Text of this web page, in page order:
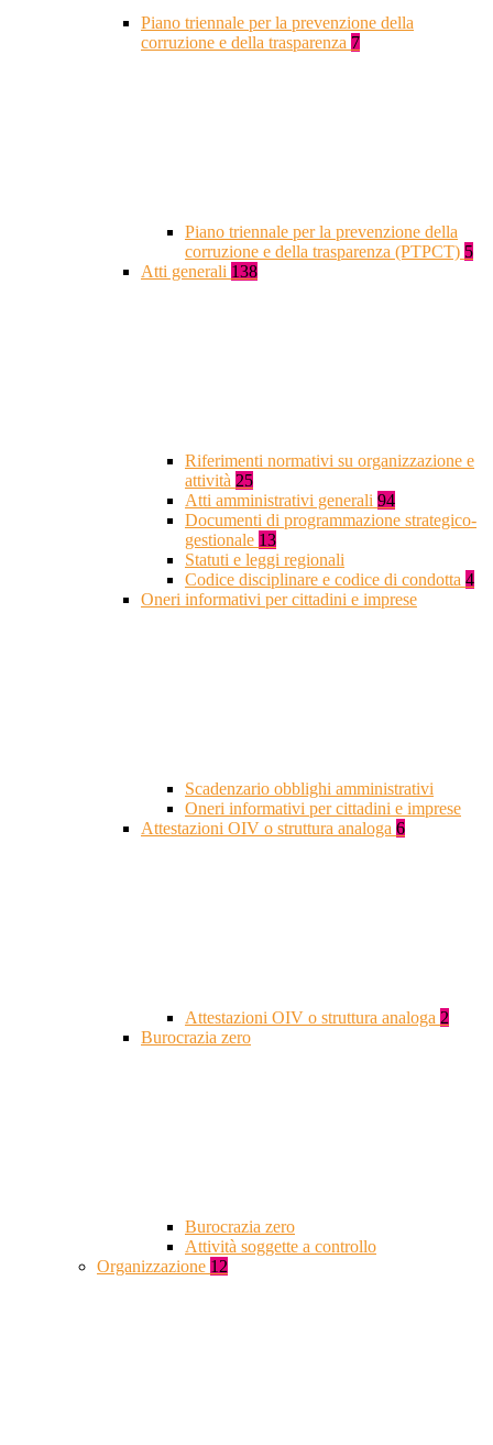
Piano triennale per la prevenzione della
corruzione e della trasparenza 7
Piano triennale per la prevenzione della
corruzione e della trasparenza (PTPCT) 5
Atti generali 138
Riferimenti normativi su organizzazione e
attività 25
Atti amministrativi generali 94
Documenti di programmazione strategico-
gestionale 13
Statuti e leggi regionali
Codice disciplinare e codice di condotta 4
Oneri informativi per cittadini e imprese
Scadenzario obblighi amministrativi
Oneri informativi per cittadini e imprese
Attestazioni OIV o struttura analoga 6
Attestazioni OIV o struttura analoga 2
Burocrazia zero
Burocrazia zero
Attività soggette a controllo
Organizzazione 12